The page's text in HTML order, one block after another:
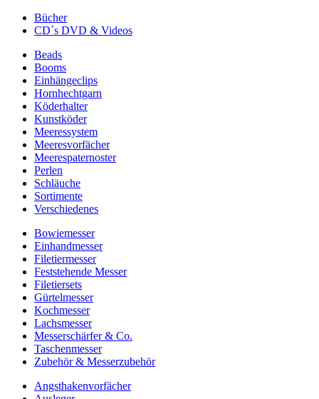
Bücher
CD´s DVD & Videos
Beads
Booms
Einhängeclips
Hornhechtgarn
Köderhalter
Kunstköder
Meeressystem
Meeresvorfächer
Meerespaternoster
Perlen
Schläuche
Sortimente
Verschiedenes
Bowiemesser
Einhandmesser
Filetiermesser
Feststehende Messer
Filetiersets
Gürtelmesser
Kochmesser
Lachsmesser
Messerschärfer & Co.
Taschenmesser
Zubehör & Messerzubehör
Angsthakenvorfächer